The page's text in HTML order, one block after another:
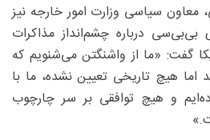
سیاسی وزارت امور خارجه نیز
درباره چشم‌انداز مذاکرات
گفت: «ما از واشنگتن می‌شنویم که
اما هیچ تاریخی تعیین نشده، ما با
و هیچ توافقی بر سر چارچوب